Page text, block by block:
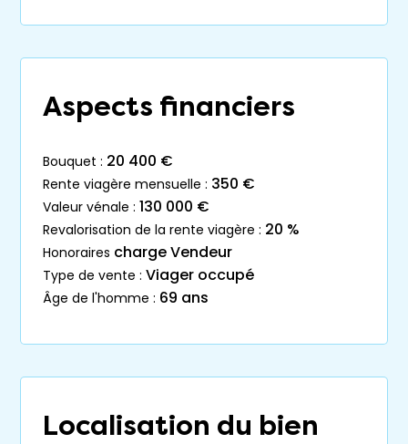
Aspects financiers
bouquet : 20 400 €
rente viagère mensuelle : 350 €
valeur vénale : 130 000 €
revalorisation de la rente viagère : 20 %
honoraires charge Vendeur
type de vente : Viager occupé
âge de l'homme : 69 ans
Localisation du bien